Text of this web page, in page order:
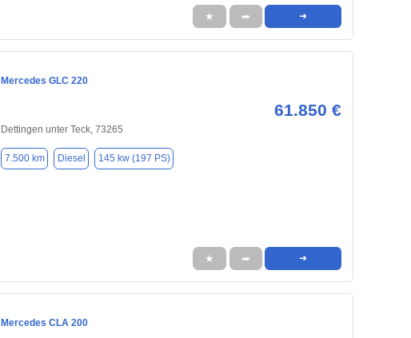
★ ➦ ➜
Mercedes GLC 220
61.850 €
Dettingen unter Teck, 73265
7.500 km Diesel 145 kw (197 PS)
★ ➦ ➜
Mercedes CLA 200